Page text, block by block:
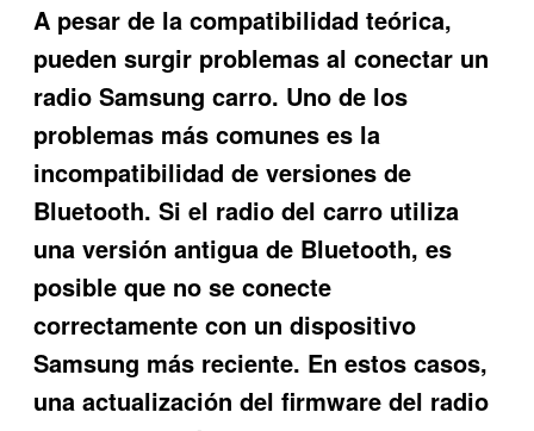
A pesar de la compatibilidad teórica,
pueden surgir problemas al conectar un
radio Samsung carro. Uno de los
problemas más comunes es la
incompatibilidad de versiones de
Bluetooth. Si el radio del carro utiliza
una versión antigua de Bluetooth, es
posible que no se conecte
correctamente con un dispositivo
Samsung más reciente. En estos casos,
una actualización del firmware del radio